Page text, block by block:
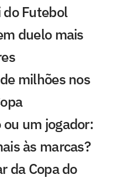
do Futebol
duelo mais
milhões nos
um jogador:
às marcas?
da Copa do